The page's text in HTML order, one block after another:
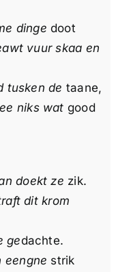
dinge doot
vuur skaa en
tusken de taane,
niks wat good
doekt ze zik.
dit krom
gedachte.
eengne strik